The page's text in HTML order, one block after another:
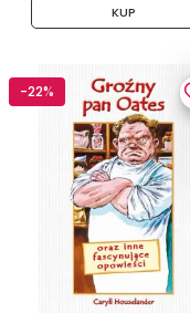
KUP
-22%